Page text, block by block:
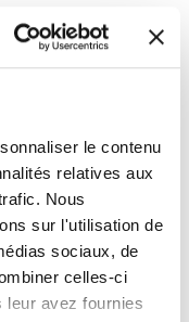
le contenu
relatives aux
Nous
sur l'utilisation de
sociaux, de
celles-ci
leur avez fournies
des